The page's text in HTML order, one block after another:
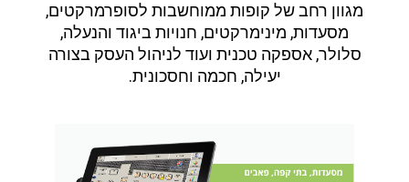
מגוון רחב של קופות ממוחשבות לסופרמרקטים,
מסעדות, מינימרקטים, חנויות ביגוד והנעלה,
סלולר, אספקה טכנית ועוד לניהול העסק בצורה
יעילה, חכמה וחסכונית.